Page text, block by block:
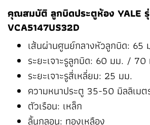
คุณสมบัติ ลูกบิดประตูห้อง YALE
VCA5147US32D
เส้นผ่านศูนย์กลางหัวลูกบิด: 65
ระยะเจาะรูลูกบิด: 60 มม. / 70
ระยะเจาะรูสี่เหลี่ยม: 25 มม.
ความหนาประตู 35-50 มิลลิเมต
ตัวเรือน: เหล็ก
ลิ้นกลอน: ทองเหลือง